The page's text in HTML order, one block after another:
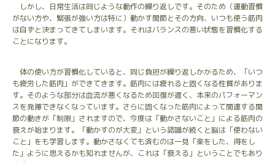
しかし、日常生活は同じような動作の繰り返しです。そのため（運動習慣
がない方や、緊張が強い方は特に）動かす関節とその方向、いつも使う筋肉
は自ずと決まってきてしまいます。それはバランスの悪い状態を習慣化する
ことになります。
体の使い方が習慣化していると、同じ負担が繰り返しかかるため、「いつ
も疲労した筋肉」ができてきます。筋肉には疲れると固くなる性質がありま
す。そのような部分は血流が悪くなるため回復が遅く、本来のパフォーマン
スを発揮できなくなっています。さらに固くなった筋肉によって関連する関
節の動きが「制限」されますので、今度は「動かさないこと」による筋肉の
衰えが始まります。「動かすのが大変」という認識が続くと脳は「使わない
こと」をも学習します。動かさなくても済むのは一見「楽をした、得をし
た」ように思えるかも知れませんが、これは「衰える」ということでもあり